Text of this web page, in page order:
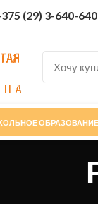
(29) 3-640-640
ОБРАЗОВАНИЕ